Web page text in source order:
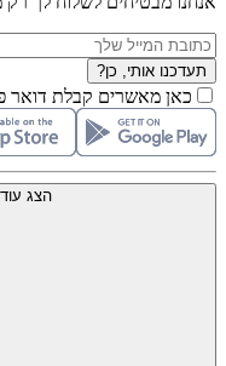
תעדכנו אותי, כן?
כאן מאשרים קבלת דואר
הצג עוד